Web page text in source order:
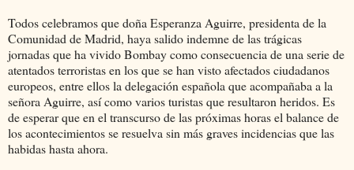
Todos celebramos que doña Esperanza Aguirre, presidenta de la
Comunidad de Madrid, haya salido indemne de las trágicas
jornadas que ha vivido Bombay como consecuencia de una serie de
atentados terroristas en los que se han visto afectados ciudadanos
europeos, entre ellos la delegación española que acompañaba a la
señora Aguirre, así como varios turistas que resultaron heridos. Es
de esperar que en el transcurso de las próximas horas el balance de
los acontecimientos se resuelva sin más graves incidencias que las
habidas hasta ahora.